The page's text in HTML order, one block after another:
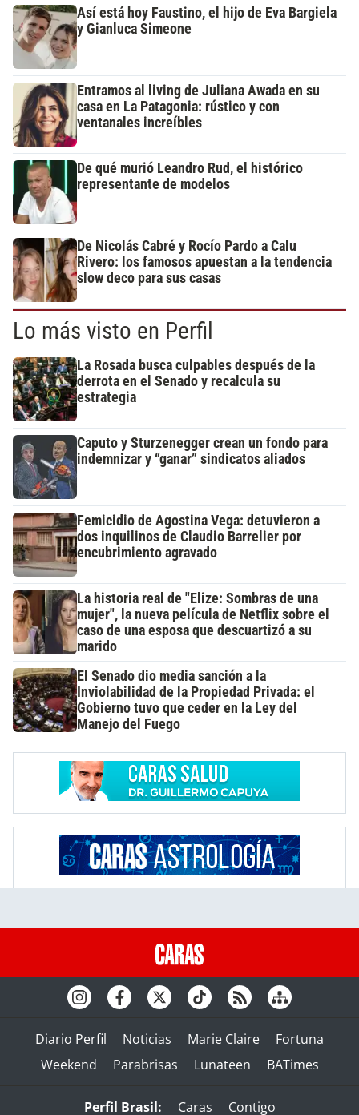
Así está hoy Faustino, el hijo de Eva Bargiela
y Gianluca Simeone
Entramos al living de Juliana Awada en su
casa en La Patagonia: rústico y con
ventanales increíbles
De qué murió Leandro Rud, el histórico
representante de modelos
De Nicolás Cabré y Rocío Pardo a Calu
Rivero: los famosos apuestan a la tendencia
slow deco para sus casas
Lo más visto en Perfil
La Rosada busca culpables después de la
derrota en el Senado y recalcula su
estrategia
Caputo y Sturzenegger crean un fondo para
indemnizar y “ganar” sindicatos aliados
Femicidio de Agostina Vega: detuvieron a
dos inquilinos de Claudio Barrelier por
encubrimiento agravado
La historia real de "Elize: Sombras de una
mujer", la nueva película de Netflix sobre el
caso de una esposa que descuartizó a su
marido
El Senado dio media sanción a la
Inviolabilidad de la Propiedad Privada: el
Gobierno tuvo que ceder en la Ley del
Manejo del Fuego
Diario Perfil Noticias Marie Claire
Fortuna
Weekend
Parabrisas Lunateen BATimes
Perfil Brasil: Caras Contigo